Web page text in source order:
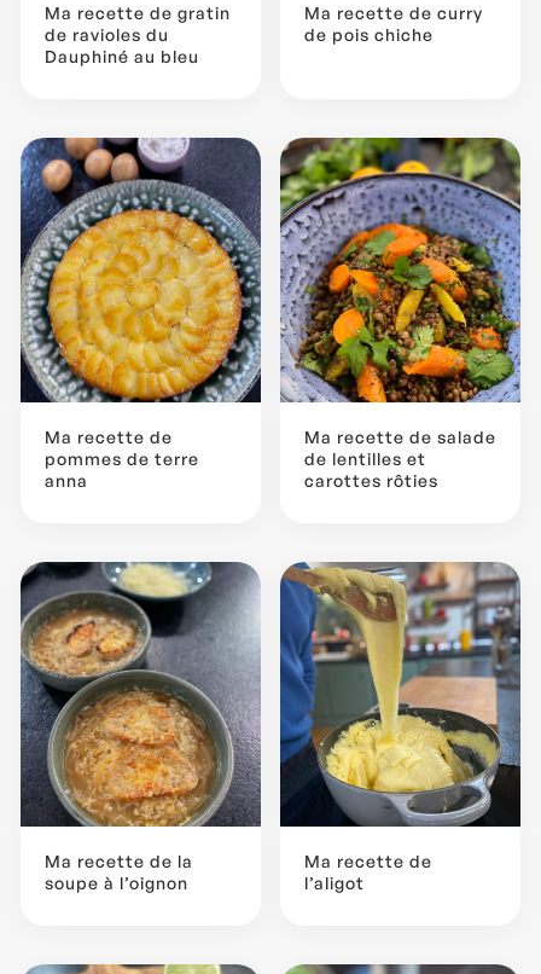
Ma recette de gratin
de ravioles du
Dauphiné au bleu
Ma recette de curry
de pois chiche
Ma recette de
pommes de terre
anna
Ma recette de salade
de lentilles et
carottes rôties
Ma recette de la
soupe à l’oignon
Ma recette de
l’aligot